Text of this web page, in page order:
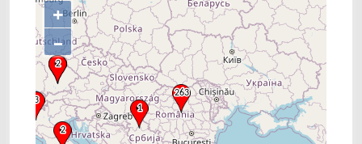
+
–